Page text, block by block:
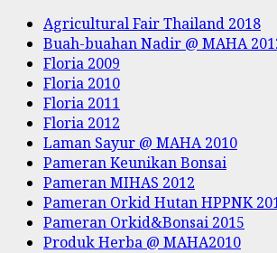
Agricultural Fair Thailand 2018
Buah-buahan Nadir @ MAHA
Floria 2009
Floria 2010
Floria 2011
Floria 2012
Laman Sayur @ MAHA 2010
Pameran Keunikan Bonsai
Pameran MIHAS 2012
Pameran Orkid Hutan HPPNK
Pameran Orkid&Bonsai 2015
Produk Herba @ MAHA2010